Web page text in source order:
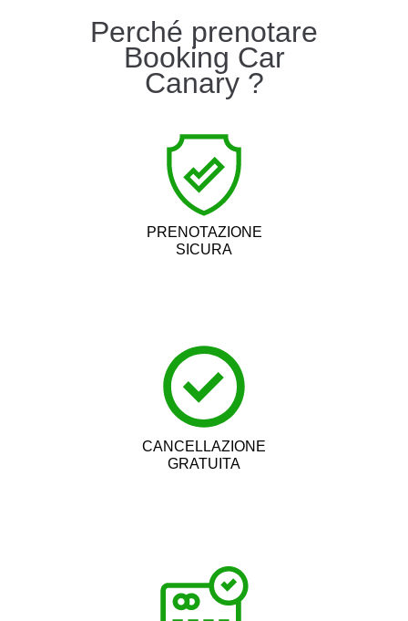
Perché prenotare
Booking Car
Canary ?
PRENOTAZIONE
SICURA
CANCELLAZIONE
GRATUITA